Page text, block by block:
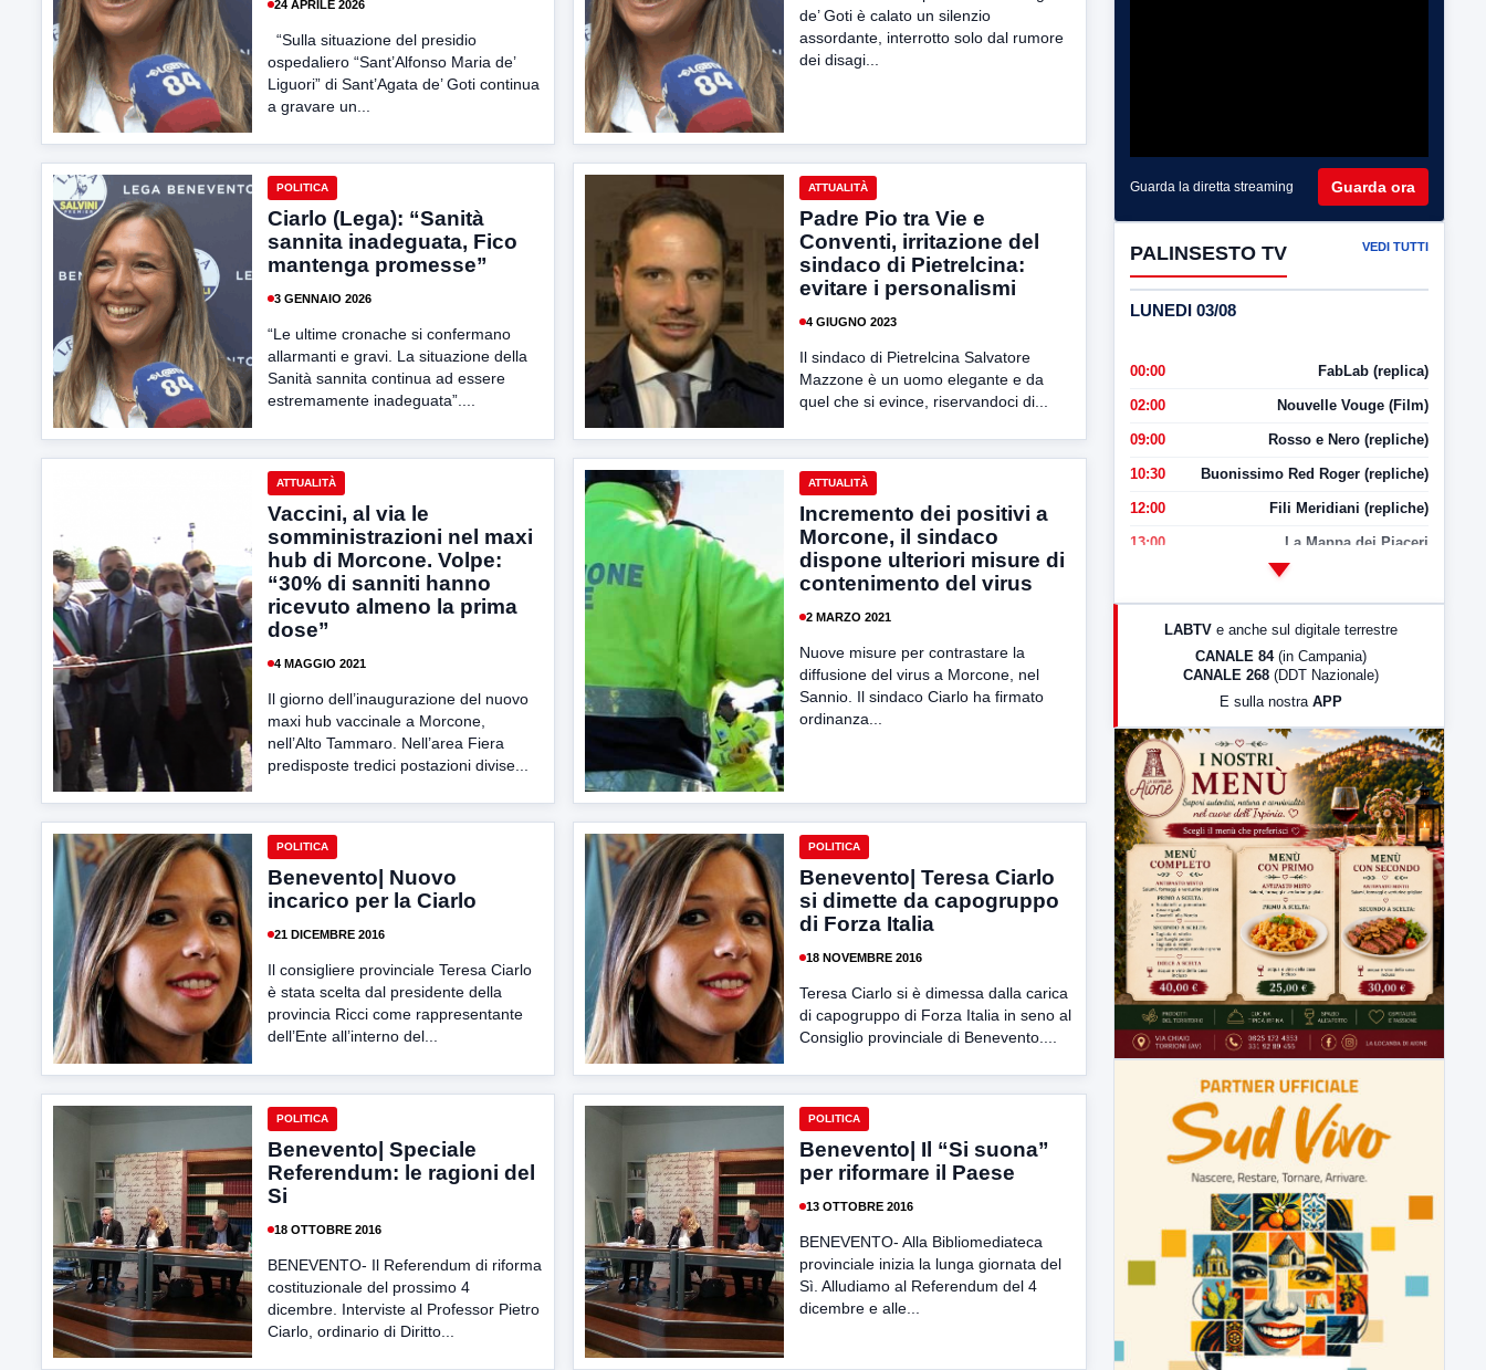
24 APRILE 2026
“Sulla situazione del presidio
ospedaliero “Sant’Alfonso Maria de’
Liguori” di Sant’Agata de’ Goti continua
a gravare un...
de’ Goti è calato un silenzio
assordante, interrotto solo dal rumore
dei disagi...
POLITICA
Ciarlo (Lega): “Sanità
sannita inadeguata, Fico
mantenga promesse”
3 GENNAIO 2026
“Le ultime cronache si confermano
allarmanti e gravi. La situazione della
Sanità sannita continua ad essere
estremamente inadeguata”....
ATTUALITÀ
Padre Pio tra Vie e
Conventi, irritazione del
sindaco di Pietrelcina:
evitare i personalismi
4 GIUGNO 2023
Il sindaco di Pietrelcina Salvatore
Mazzone è un uomo elegante e da
quel che si evince, riservandoci di...
ATTUALITÀ
Vaccini, al via le
somministrazioni nel maxi
hub di Morcone. Volpe:
“30% di sanniti hanno
ricevuto almeno la prima
dose”
4 MAGGIO 2021
Il giorno dell’inaugurazione del nuovo
maxi hub vaccinale a Morcone,
nell’Alto Tammaro. Nell’area Fiera
predisposte tredici postazioni divise...
ATTUALITÀ
Incremento dei positivi a
Morcone, il sindaco
dispone ulteriori misure di
contenimento del virus
2 MARZO 2021
Nuove misure per contrastare la
diffusione del virus a Morcone, nel
Sannio. Il sindaco Ciarlo ha firmato
ordinanza...
POLITICA
Benevento| Nuovo
incarico per la Ciarlo
21 DICEMBRE 2016
Il consigliere provinciale Teresa Ciarlo
è stata scelta dal presidente della
provincia Ricci come rappresentante
dell’Ente all’interno del...
POLITICA
Benevento| Teresa Ciarlo
si dimette da capogruppo
di Forza Italia
18 NOVEMBRE 2016
Teresa Ciarlo si è dimessa dalla carica
di capogruppo di Forza Italia in seno al
Consiglio provinciale di Benevento....
POLITICA
Benevento| Speciale
Referendum: le ragioni del
Si
18 OTTOBRE 2016
BENEVENTO- Il Referendum di riforma
costituzionale del prossimo 4
dicembre. Interviste al Professor Pietro
Ciarlo, ordinario di Diritto...
POLITICA
Benevento| Il “Si suona”
per riformare il Paese
13 OTTOBRE 2016
BENEVENTO- Alla Bibliomediateca
provinciale inizia la lunga giornata del
Sì. Alludiamo al Referendum del 4
dicembre e alle...
Guarda la diretta streaming Guarda ora
PALINSESTO TV VEDI TUTTI
LUNEDI 03/08
00:00 FabLab (replica)
02:00 Nouvelle Vouge (Film)
09:00 Rosso e Nero (repliche)
10:30 Buonissimo Red Roger (repliche)
12:00 Fili Meridiani (repliche)
13:00 La Mappa dei Piaceri
LabNews (Diretta)
23:00 LabNews (replica)
LABTV e anche sul digitale terrestre
CANALE 84 (in Campania)
CANALE 268 (DDT Nazionale)
E sulla nostra APP